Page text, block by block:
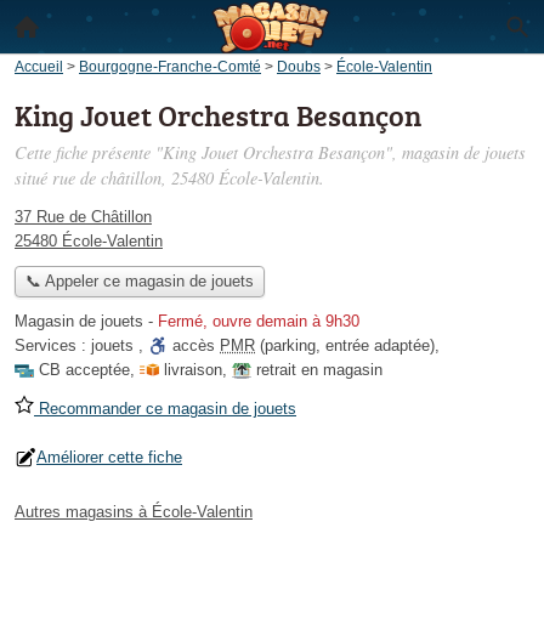
Accueil > Bourgogne-Franche-Comté > Doubs > École-Valentin
King Jouet Orchestra Besançon
Cette fiche présente "King Jouet Orchestra Besançon", magasin de jouets
situé rue de châtillon, 25480 École-Valentin.
37 Rue de Châtillon
25480 École-Valentin
📞 Appeler ce magasin de jouets
Magasin de jouets - Fermé, ouvre demain à 9h30
Services : jouets , accès PMR (parking, entrée adaptée),
CB acceptée, livraison, retrait en magasin
Recommander ce magasin de jouets
Améliorer cette fiche
Autres magasins à École-Valentin